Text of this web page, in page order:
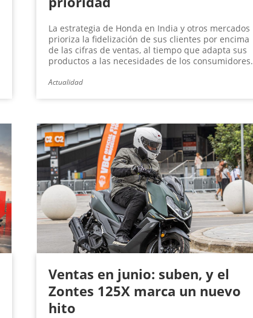
La estrategia de Honda en India y otros mercados
prioriza la fidelización de sus clientes por encima
de las cifras de ventas, al tiempo que adapta sus
productos a las necesidades de los consumidores.
Actualidad
Ventas en junio: suben, y el
Zontes 125X marca un nuevo
hito